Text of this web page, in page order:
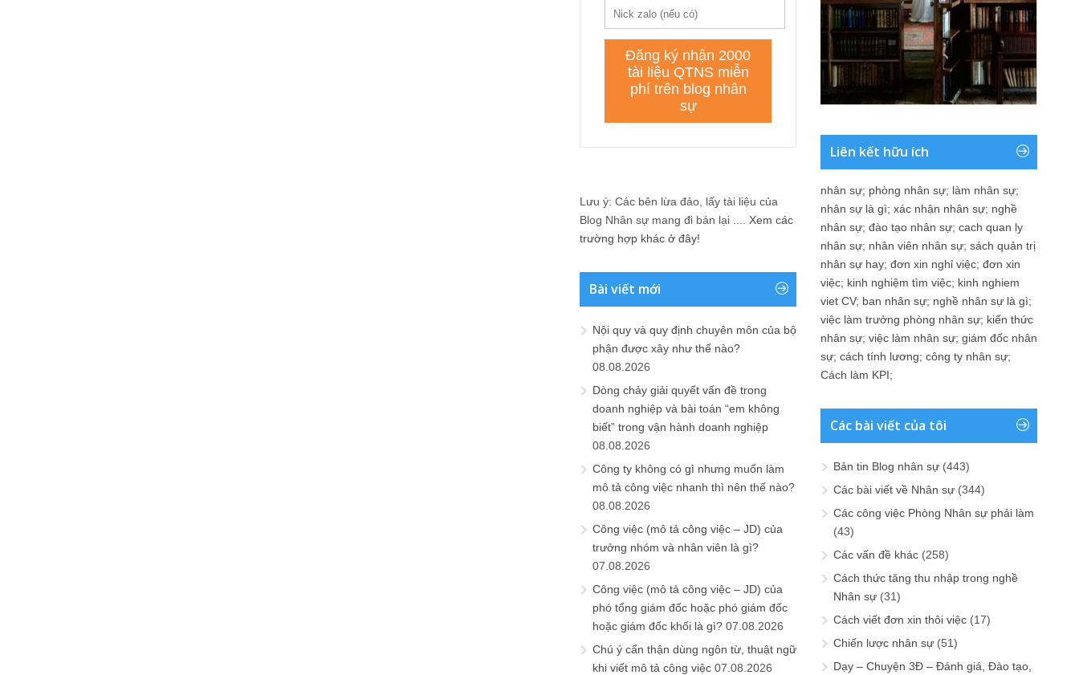
Lưu ý: Các bên lừa đảo, lấy tài liệu của
Blog Nhân sự mang đi bán lại .... Xem các
trường hợp khác ở đây!
Bài viết mới
Nội quy và quy định chuyên môn của bộ
phận được xây như thế nào?
08.08.2026
Dòng chảy giải quyết vấn đề trong
doanh nghiệp và bài toán “em không
biết” trong vận hành doanh nghiệp
08.08.2026
Công ty không có gì nhưng muốn làm
mô tả công việc nhanh thì nên thế nào?
08.08.2026
Công việc (mô tả công việc – JD) của
trưởng nhóm và nhân viên là gì?
07.08.2026
Công việc (mô tả công việc – JD) của
phó tổng giám đốc hoặc phó giám đốc
hoặc giám đốc khối là gì? 07.08.2026
Chú ý cẩn thận dùng ngôn từ, thuật ngữ
khi viết mô tả công việc 07.08.2026
Liên kết hữu ích
nhân sự; phòng nhân sự; làm nhân sự;
nhân sự là gì; xác nhận nhân sự; nghề
nhân sự; đào tạo nhân sự; cach quan ly
nhân sự; nhân viên nhân sự; sách quản trị
nhân sự hay; đơn xin nghỉ việc; đơn xin
việc; kinh nghiệm tìm việc; kinh nghiem
viet CV; ban nhân sự; nghề nhân sự là gì;
việc làm trưởng phòng nhân sự; kiến thức
nhân sự; việc làm nhân sự; giám đốc nhân
sự; cách tính lương; công ty nhân sự;
Cách làm KPI;
Các bài viết của tôi
Bản tin Blog nhân sự (443)
Các bài viết về Nhân sự (344)
Các công việc Phòng Nhân sự phải làm
(43)
Các vấn đề khác (258)
Cách thức tăng thu nhập trong nghề
Nhân sự (31)
Cách viết đơn xin thôi việc (17)
Chiến lược nhân sự (51)
Dạy – Chuyện 3Đ – Đánh giá, Đào tạo,